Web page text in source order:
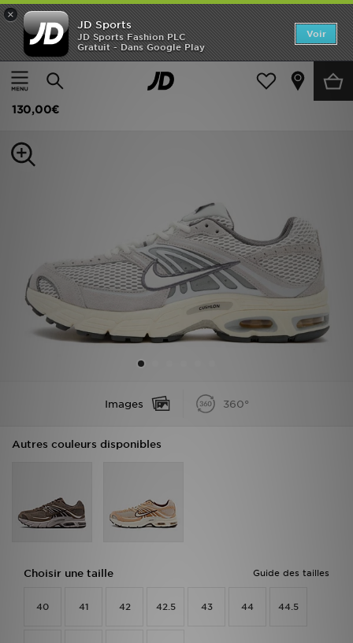
×
JD Sports
JD Sports Fashion PLC
Gratuit - Dans Google Play
Voir
Accueil
Homme Chaussures Homme Baskets
Nike Air Max Moto 2K
130,00€
Images 360°
Autres couleurs disponibles
Guide des tailles
Choisir une taille
40 41 42 42.5 43 44 44.5
Accueil
Nouveautés
Enfant
Football
Sports
Nos Magasins
Télécharge l'Appli